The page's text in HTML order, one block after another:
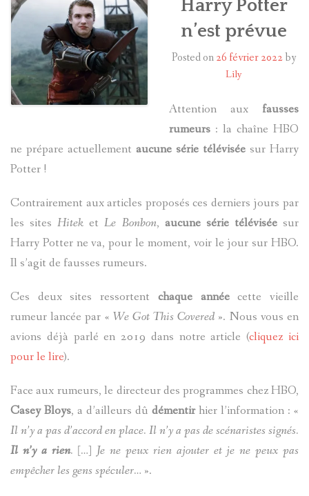
HARRY POTTER
LES ACTEURS
J.K. ROWLING
A PROPOS
Harry Potter
n’est prévue
Posted on26 février 2022by
Lily
Attention aux fausses
rumeurs : la chaîne HBO
ne prépare actuellement aucune série télévisée sur Harry
Potter !
Contrairement aux articles proposés ces derniers jours par
les sitesHitek etLe Bonbon, aucune série téléviséesur
Harry Potter ne va, pour le moment, voir le jour sur HBO.
Il s’agit de fausses rumeurs.
Ces deux sites ressortent chaque annéecette vieille
rumeur lancée par « We Got This Covered ». Nous vous en
avions déjà parlé en 2019 dans notre article (cliquez ici
pour le lire).
Face aux rumeurs, le directeur des programmes chez HBO,
Casey Bloys, a d’ailleurs dû démentirhier l’information : «
Il n’y a pas d’accord en place. Il n’y a pas de scénaristes signés.
Il n’y a rien. […] Je ne peux rien ajouter et je ne peux pas
empêcher les gens spéculer… ».